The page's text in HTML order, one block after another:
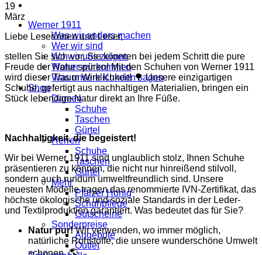
Werner 1911
Was wir anders machen
Wer wir sind
Wo wir uns zeigen
Woher wir kommen
Was unsere Kunden sagen
Shop
Damen
Schuhe
Taschen
Gürtel
Herren
Schuhe
Taschen
Gürtel
Mehr
Pfälzer Honig
Schuhpflege
Gutscheine
Sonderpreise
Angebote
Outlet
19
März
Liebe Leserinnen und Leser,
stellen Sie sich vor, Sie könnten bei jedem Schritt die pure
Freude der Natur spüren! Mit den Schuhen von Werner 1911
wird dieser Traum Wirklichkeit! 🌳 Unsere einzigartigen
Schuhe, gefertigt aus nachhaltigen Materialien, bringen ein
Stück lebendige Natur direkt an Ihre Füße.
Nachhaltigkeit, die begeistert!
Wir bei Werner 1911 sind unglaublich stolz, Ihnen Schuhe
präsentieren zu können, die nicht nur hinreißend stilvoll,
sondern auch rundum umweltfreundlich sind. Unsere
neuesten Modelle tragen das renommierte IVN-Zertifikat, das
höchste ökologische und soziale Standards in der Leder-
und Textilproduktion garantiert. Was bedeutet das für Sie?
Natur pur!Wir verwenden, wo immer möglich,
natürliche Rohstoffe, die unsere wunderschöne Umwelt
schonen. 🌎